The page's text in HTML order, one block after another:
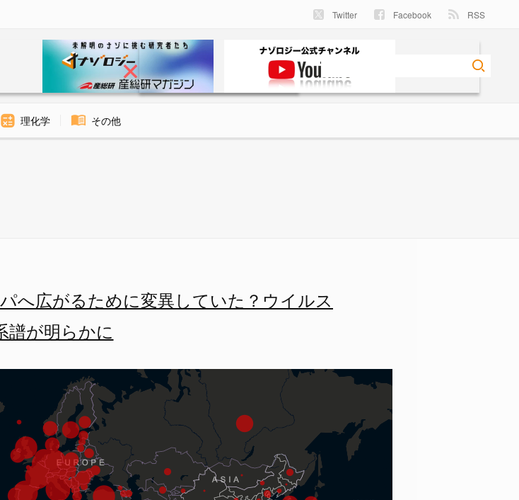
Twitter Facebook RSS
理化学 その他
へ広がるために変異していた？ウイルス
譜が明らかに